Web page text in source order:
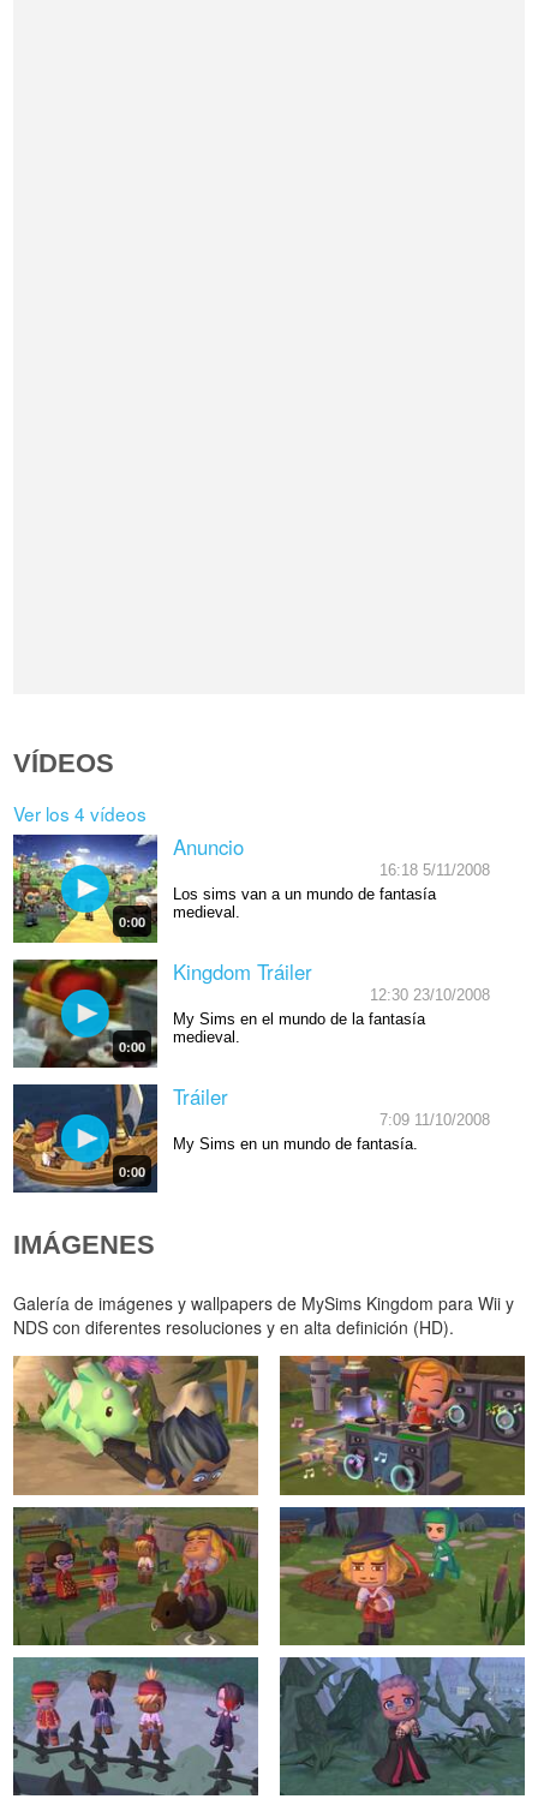
VÍDEOS
Ver los 4 vídeos
0:00
Anuncio
16:18 5/11/2008
Los sims van a un mundo de fantasía
medieval.
0:00
Kingdom Tráiler
12:30 23/10/2008
My Sims en el mundo de la fantasía
medieval.
0:00
Tráiler
7:09 11/10/2008
My Sims en un mundo de fantasía.
IMÁGENES
Galería de imágenes y wallpapers de MySims Kingdom para Wii y
NDS con diferentes resoluciones y en alta definición (HD).